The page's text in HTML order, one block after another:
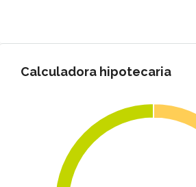
Calculadora hipotecaria